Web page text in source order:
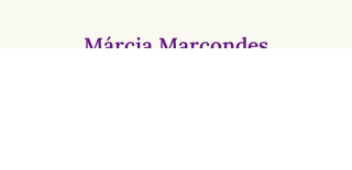
Márcia Marcondes